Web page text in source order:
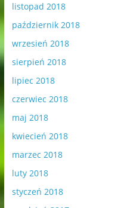
listopad 2018
październik 2018
wrzesień 2018
sierpień 2018
lipiec 2018
czerwiec 2018
maj 2018
kwiecień 2018
marzec 2018
luty 2018
styczeń 2018